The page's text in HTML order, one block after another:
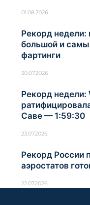
01.08.2026
Рекорд недели:
большой и
фартинги
30.07.2026
Рекорд недели:
Саве — 1:59:30
23.07.2026
Рекорд России
аэростатов
22.07.2026